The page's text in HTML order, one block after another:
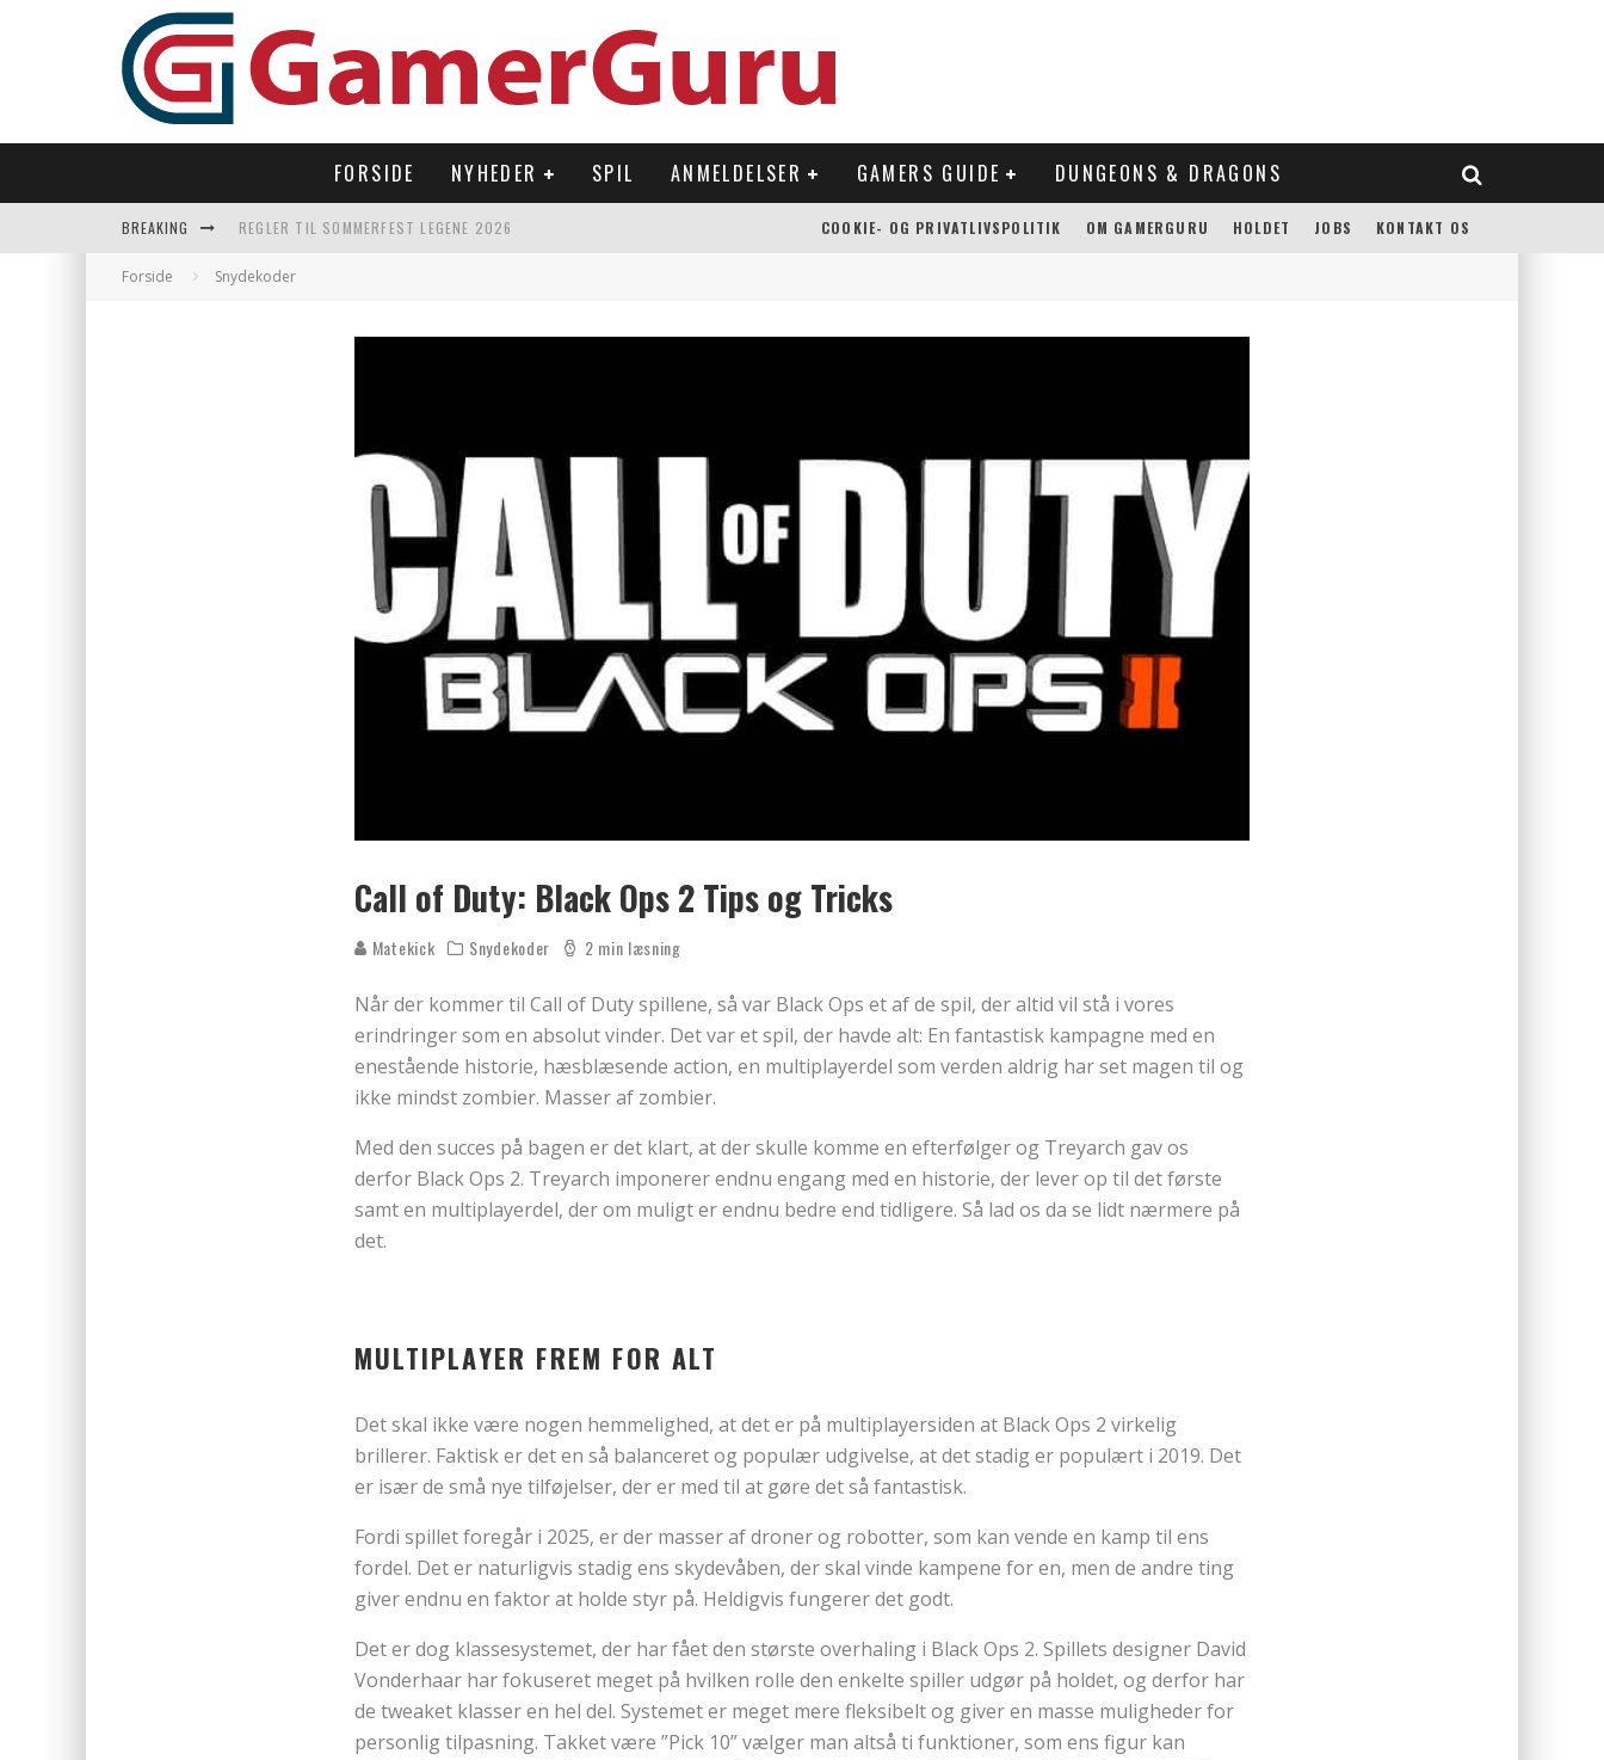
FORSIDE NYHEDER SPIL ANMELDELSER GAMERS GUIDE DUNGEONS & DRAGONS
BREAKING REGLER TIL SOMMERFEST LEGENE 2026
SUBNAUTICA 2 TAGER OS TILBAGE UNDER OVERFLADEN
COOKIE- OG PRIVATLIVSPOLITIK OM GAMERGURU HOLDET JOBS KONTAKT OS
Forside Snydekoder
Call of Duty: Black Ops 2 Tips og Tricks
Matekick Snydekoder 2 min læsning
Når der kommer til Call of Duty spillene, så var Black Ops et af de spil, der altid vil stå i vores
erindringer som en absolut vinder. Det var et spil, der havde alt: En fantastisk kampagne med en
enestående historie, hæsblæsende action, en multiplayerdel som verden aldrig har set magen til og
ikke mindst zombier. Masser af zombier.
Med den succes på bagen er det klart, at der skulle komme en efterfølger og Treyarch gav os
derfor Black Ops 2. Treyarch imponerer endnu engang med en historie, der lever op til det første
samt en multiplayerdel, der om muligt er endnu bedre end tidligere. Så lad os da se lidt nærmere på
det.
MULTIPLAYER FREM FOR ALT
Det skal ikke være nogen hemmelighed, at det er på multiplayersiden at Black Ops 2 virkelig
brillerer. Faktisk er det en så balanceret og populær udgivelse, at det stadig er populært i 2019. Det
er især de små nye tilføjelser, der er med til at gøre det så fantastisk.
Fordi spillet foregår i 2025, er der masser af droner og robotter, som kan vende en kamp til ens
fordel. Det er naturligvis stadig ens skydevåben, der skal vinde kampene for en, men de andre ting
giver endnu en faktor at holde styr på. Heldigvis fungerer det godt.
Det er dog klassesystemet, der har fået den største overhaling i Black Ops 2. Spillets designer David
Vonderhaar har fokuseret meget på hvilken rolle den enkelte spiller udgør på holdet, og derfor har
de tweaket klasser en hel del. Systemet er meget mere fleksibelt og giver en masse muligheder for
personlig tilpasning. Takket være ”Pick 10” vælger man altså ti funktioner, som ens figur kan